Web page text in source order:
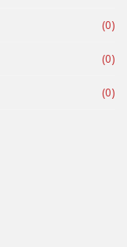
(0)
(0)
(0)